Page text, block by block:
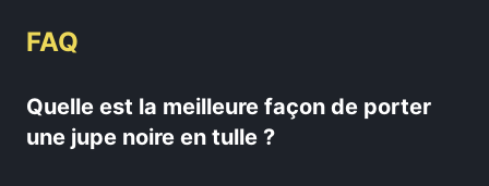
FAQ
Quelle est la meilleure façon de porter
une jupe noire en tulle ?